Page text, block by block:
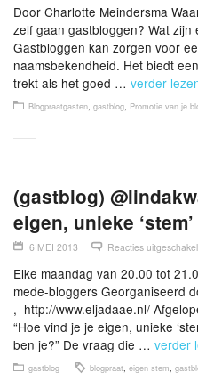
Door Charlotte Meindersma
zelf gaan gastbloggen? Wat
Gastbloggen kan zorgen voor
naamsbekendheid. Het biedt
trekt als het goed … verder
Blogpraatgasten, gastblog, Promotie van je
(gastblog)
eigen, unieke
6 MEI 2013 Reacties
Elke maandag van 20.00 tot
mede-bloggers Georganiseerd
, http://www.eljadaae.nl/
“Hoe vind je je eigen, unieke
ben je?” De vraag die … verder
gastblog blogpraat, eigen stem,